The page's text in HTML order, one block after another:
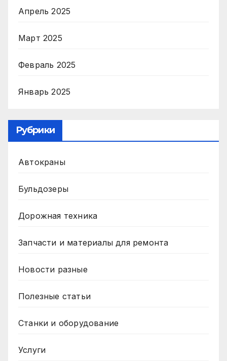
Апрель 2025
Март 2025
Февраль 2025
Январь 2025
Рубрики
Автокраны
Бульдозеры
Дорожная техника
Запчасти и материалы для ремонта
Новости разные
Полезные статьи
Станки и оборудование
Услуги